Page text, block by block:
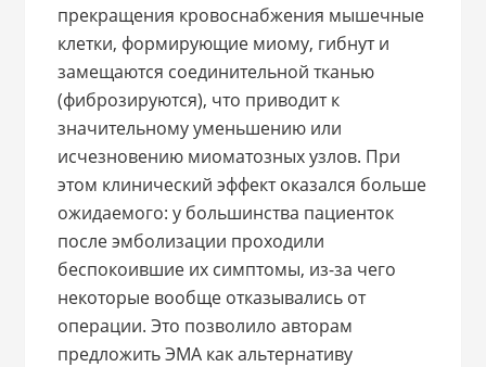
прекращения кровоснабжения мышечные
клетки, формирующие миому, гибнут и
замещаются соединительной тканью
(фиброзируются), что приводит к
значительному уменьшению или
исчезновению миоматозных узлов. При
этом клинический эффект оказался больше
ожидаемого: у большинства пациенток
после эмболизации проходили
беспокоившие их симптомы, из-за чего
некоторые вообще отказывались от
операции. Это позволило авторам
предложить ЭМА как альтернативу